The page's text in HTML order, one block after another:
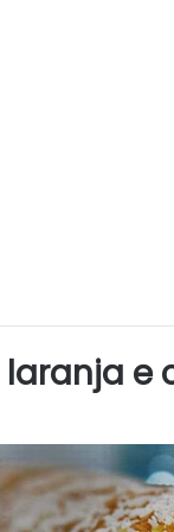
laranja e